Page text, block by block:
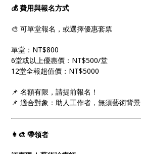
💰 費用與報名方式
🎨 可單堂報名，或選擇優惠套票
單堂：NT$800
6堂或以上優惠價：NT$500/堂
12堂全報超值價：NT$5000
📌 名額有限，請提前報名！
📌 適合對象：助人工作者，無須藝術背景
👩‍🎨 帶領者